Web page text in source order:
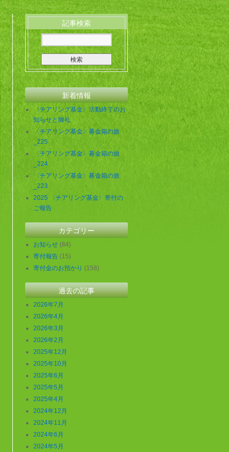
記事検索
新着情報
〈チアリング基金〉活動終了のお
知らせと御礼
〈チアリング基金〉募金箱の旅
_225
〈チアリング基金〉募金箱の旅
_224
〈チアリング基金〉募金箱の旅
_223
2025 〈チアリング基金〉寄付の
ご報告
カテゴリー
お知らせ(84)
寄付報告(15)
寄付金のお預かり (158)
過去の記事
2026年7月
2026年4月
2026年3月
2026年2月
2025年12月
2025年10月
2025年6月
2025年5月
2025年4月
2024年12月
2024年11月
2024年6月
2024年5月